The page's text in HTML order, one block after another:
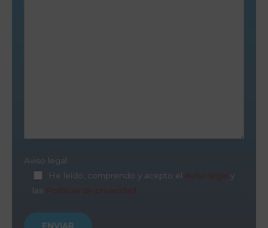
Aviso legal
He leído, comprendo y acepto el Aviso legal y
las Políticas de privacidad